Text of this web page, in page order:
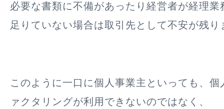
必要な書類に不備があったり経営者が経理業
足りていない場合は取引先として不安が残り
このように一口に個人事業主といっても、
ァクタリングが利用できないのではなく、